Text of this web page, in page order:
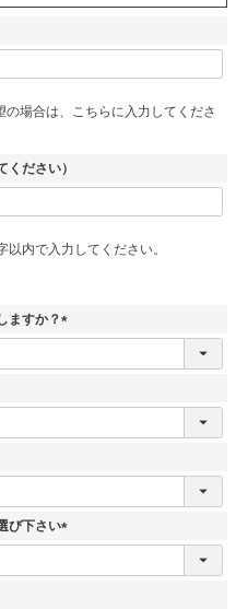
場合は、こちらに入力してくださ
ださい）
内で入力してください。
ますか？
(
び下さい
(